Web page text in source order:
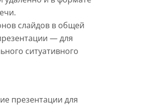
слайдов в общей
— для
ситуативного
презентации для